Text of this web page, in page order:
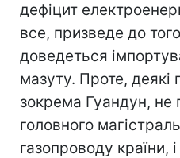
дефіцит
все, призведе до
доведеться
мазуту. Проте, деякі
зокрема Гуандун, не
головного
газопроводу країни,